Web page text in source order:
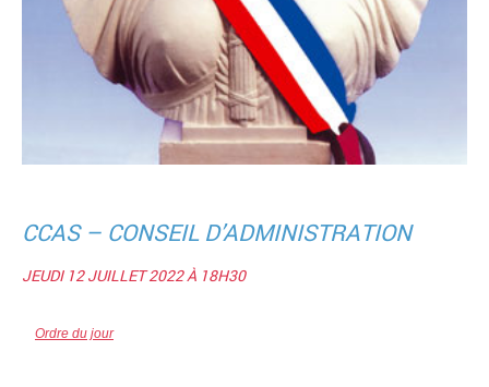
CCAS – CONSEIL D’ADMINISTRATION
JEUDI 12 JUILLET 2022 À 18H30
Ordre du jour